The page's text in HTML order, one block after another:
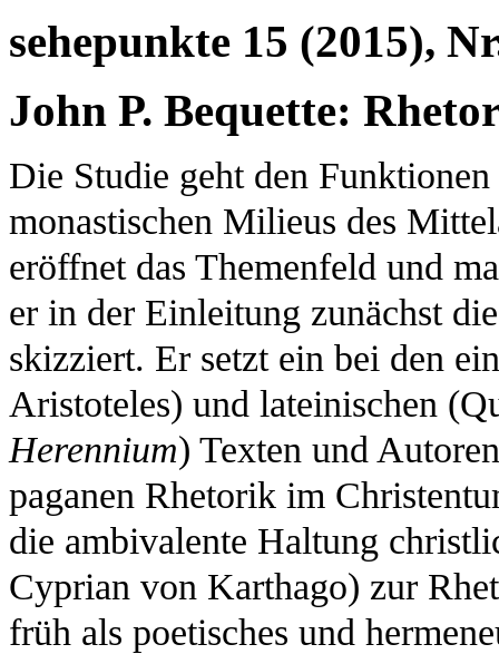
sehepunkte 15 (2015),
John P. Bequette:
Die Studie geht den
monastischen Milieus des
eröffnet das Themenfeld und
er in der Einleitung zunächst
skizziert. Er setzt ein bei den
Aristoteles) und lateinischen
Herennium) Texten und
paganen Rhetorik im
die ambivalente Haltung
Cyprian von Karthago) zur
früh als poetisches und